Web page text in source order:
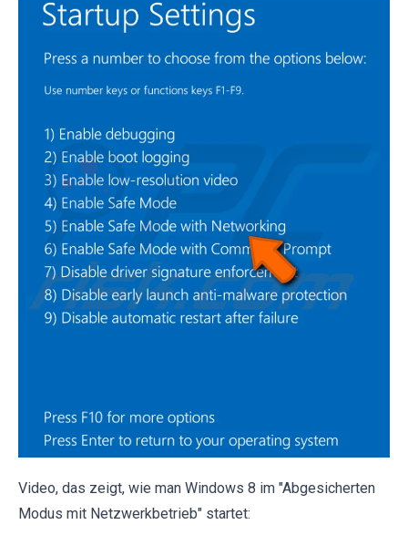
Video, das zeigt, wie man Windows 8 im "Abgesicherten
Modus mit Netzwerkbetrieb" startet: